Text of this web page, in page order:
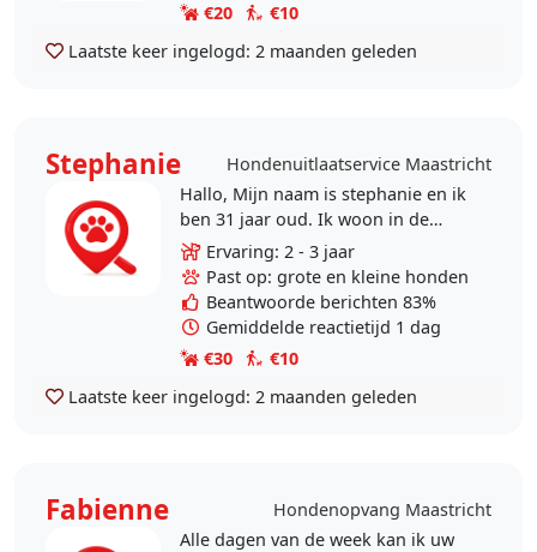
€20
€10
Laatste keer ingelogd: 2 maanden geleden
Stephanie
Hondenuitlaatservice Maastricht
Hallo, Mijn naam is stephanie en ik
ben 31 jaar oud. Ik woon in de
heeg samen met mijn gezin en
twee katten. Ik bied mij aan als
honden oppas omdat..
Ervaring: 2 - 3 jaar
Past op: grote en kleine honden
Beantwoorde berichten 83%
Gemiddelde reactietijd 1 dag
€30
€10
Laatste keer ingelogd: 2 maanden geleden
Fabienne
Hondenopvang Maastricht
Alle dagen van de week kan ik uw